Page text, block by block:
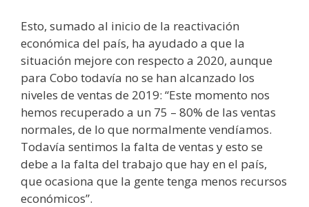
Esto, sumado al inicio de la reactivación
económica del país, ha ayudado a que la
situación mejore con respecto a 2020, aunque
para Cobo todavía no se han alcanzado los
niveles de ventas de 2019: “Este momento nos
hemos recuperado a un 75 – 80% de las ventas
normales, de lo que normalmente vendíamos.
Todavía sentimos la falta de ventas y esto se
debe a la falta del trabajo que hay en el país,
que ocasiona que la gente tenga menos recursos
económicos”.